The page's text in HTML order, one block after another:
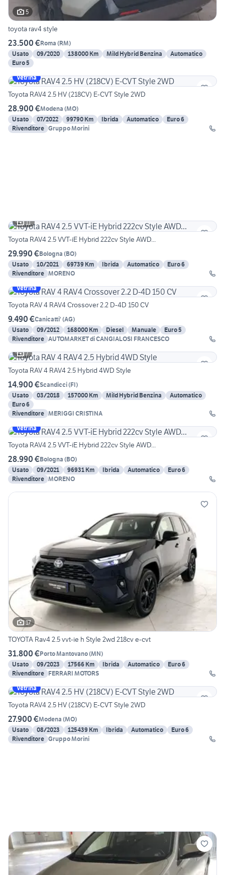
5
toyota rav4 style
23.500 €Roma (RM)
Usato
09/2020 138000 Km Mild Hybrid Benzina
Automatico
Euro 5
Vetrina
Toyota RAV4 2.5 HV (218CV) E-CVT Style 2WD
28.900 €Modena (MO)
Usato
07/2022 99790 Km Ibrida Automatico
Euro 6
Rivenditore Gruppo Morini
11
Toyota RAV4 2.5 VVT-iE Hybrid 222cv Style AWD...
29.990 €Bologna (BO)
Usato
10/2021 69739 Km Ibrida Automatico
Euro 6
Rivenditore MORENO
Vetrina
Toyota RAV 4 RAV4 Crossover 2.2 D-4D 150 CV
9.490 €Canicatti' (AG)
Usato
09/2012 168000 Km Diesel Manuale
Euro 5
Rivenditore AUTOMARKET di CANGIALOSI FRANCESCO
7
Toyota RAV 4 RAV4 2.5 Hybrid 4WD Style
14.900 €Scandicci(FI)
Usato
03/2018 157000 Km Mild Hybrid Benzina
Automatico
Euro 6
Rivenditore MERIGGI CRISTINA
Vetrina
Toyota RAV4 2.5 VVT-iE Hybrid 222cv Style AWD...
28.990 €Bologna (BO)
Usato
09/2021 96931 Km Ibrida Automatico
Euro 6
Rivenditore MORENO
17
TOYOTA Rav4 2.5 vvt-ie h Style 2wd 218cv e-cvt
31.800 €Porto Mantovano(MN)
Usato
09/2023 17566 Km Ibrida Automatico
Euro 6
Rivenditore FERRARI MOTORS
Vetrina
Toyota RAV4 2.5 HV (218CV) E-CVT Style 2WD
27.900 €Modena (MO)
Usato
08/2023 125439 Km Ibrida Automatico
Euro 6
Rivenditore Gruppo Morini